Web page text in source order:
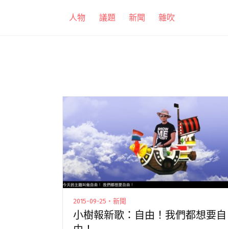
人物 議題 新聞 雜吹
2015-09-25・新聞
小樹報新歌：自由！我們都想要自